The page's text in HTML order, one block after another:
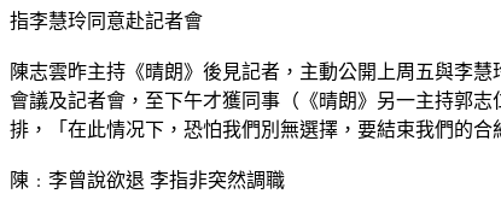
指李慧玲同意赴記者會
陳志雲昨主持《晴朗》後見記者，主動公開上周五與李
會議及記者會，至下午才獲同事（《晴朗》另一主持郭
排，「在此情况下，恐怕我們別無選擇，要結束我們的
陳﹕李曾說欲退 李指非突然調職